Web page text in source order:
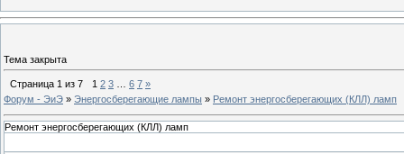
Тема закрыта
Страница 1 из 7 1 2 3 6 7 »
Форум - ЭиЭ » Энергосберегающие лампы » Ремонт энергосберегающих (КЛЛ) ламп
Ремонт энергосберегающих (КЛЛ) ламп